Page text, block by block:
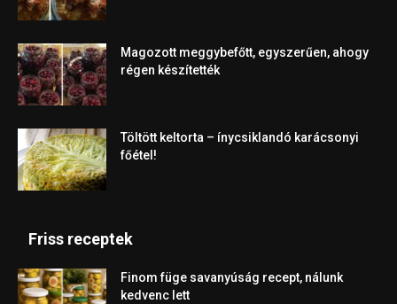
Magozott meggybefőtt, egyszerűen, ahogy
régen készítették
Töltött keltorta – ínycsiklandó karácsonyi
főétel!
Friss receptek
Finom füge savanyúság recept, nálunk
kedvenc lett